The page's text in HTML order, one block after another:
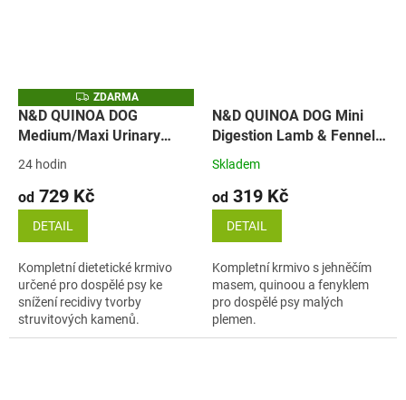
Z
D
A
R
ZDARMA
N&D QUINOA DOG
Medium/Maxi Urinary
Duck (kachna)
24 hodin
od 729 Kč
DETAIL
Kompletní dietetické krmivo
určené pro dospělé psy ke
snížení recidivy tvorby
struvitových kamenů.
N&D QUINOA DOG Mini
Digestion Lamb & Fennel
(jehně)
Skladem
od 319 Kč
DETAIL
Kompletní krmivo s jehněčím
masem, quinoou a fenyklem
pro dospělé psy malých
plemen.